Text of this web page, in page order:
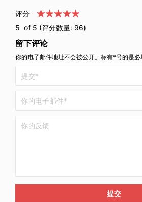
评分
5 of 5 (评分数量: 96)
留下评论
你的电子邮件地址不会被公开。标有*号的是
提交